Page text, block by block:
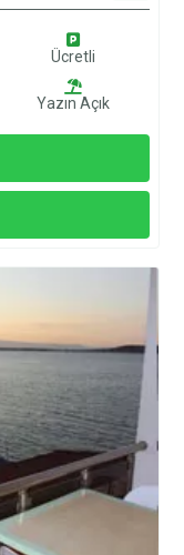
Ücretli
Yazın Açık